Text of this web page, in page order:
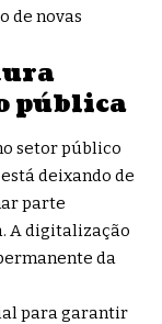
de novas
pública
setor público
deixando de
parte
A digitalização
da
para garantir